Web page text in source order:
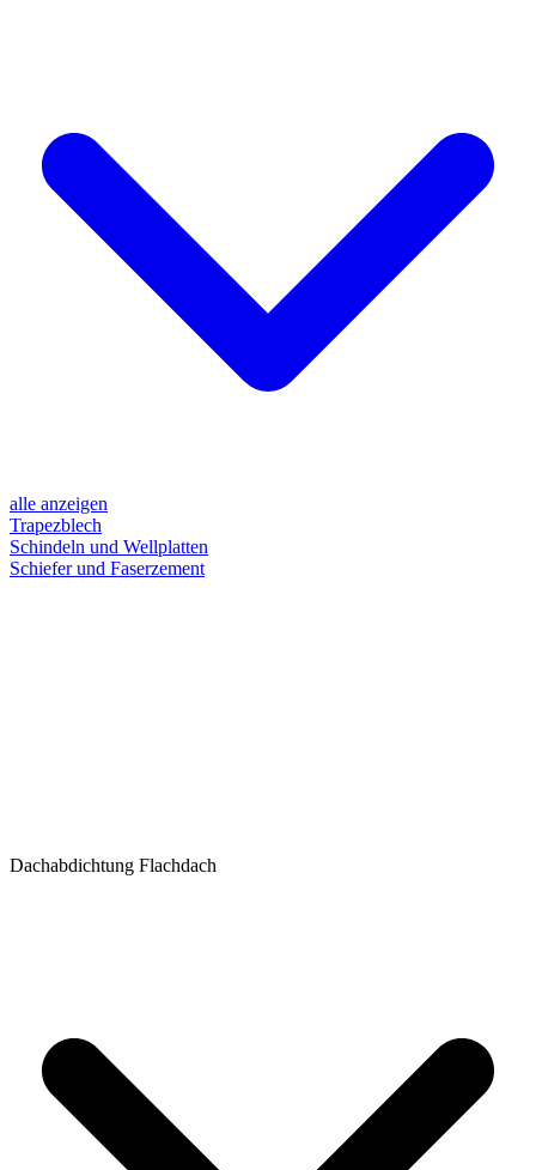
alle anzeigen
Trapezblech
Schindeln und Wellplatten
Schiefer und Faserzement
Dachabdichtung Flachdach